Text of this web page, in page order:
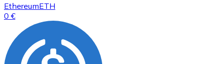
EthereumETH
0 €